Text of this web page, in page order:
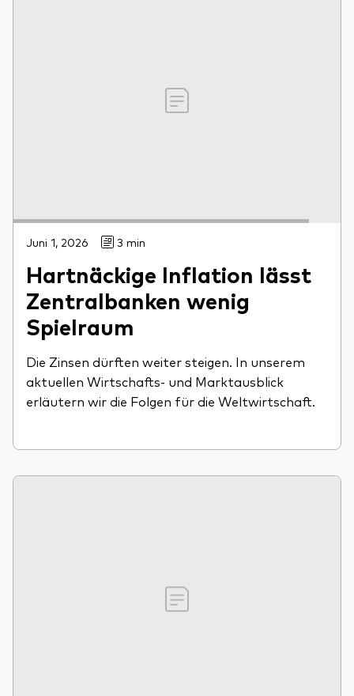
Juni 1, 2026 3 min
Hartnäckige Inflation lässt
Zentralbanken wenig
Spielraum
Die Zinsen dürften weiter steigen. In unserem
aktuellen Wirtschafts- und Marktausblick
erläutern wir die Folgen für die Weltwirtschaft.